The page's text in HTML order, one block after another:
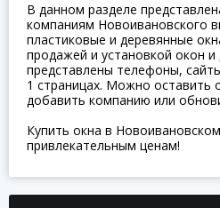
В данном разделе
компаниям Новоивановского
пластиковые и деревянные
продажей и установкой окон и
представлены телефоны,
1 страницах. Можно оставить
добавить компанию или
Купить окна в
привлекательным ценам!